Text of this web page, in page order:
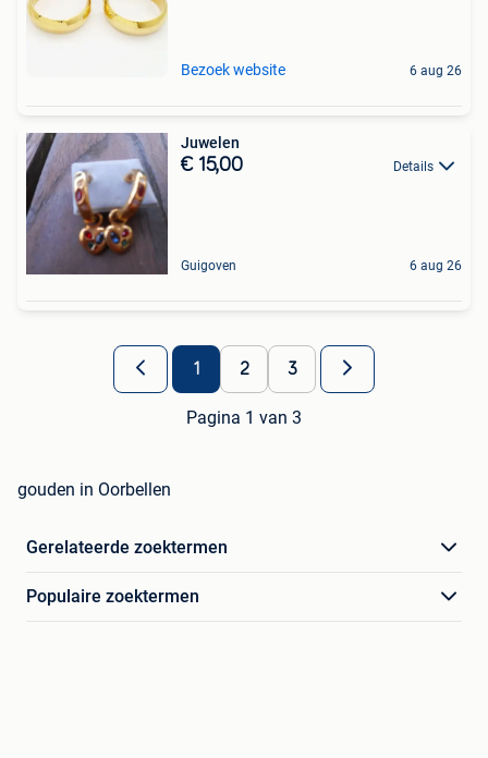
Bezoek website 6 aug 26
Juwelen
€ 15,00 Details
Guigoven 6 aug 26
1 2 3
Pagina 1 van 3
gouden in Oorbellen
Gerelateerde zoektermen
Populaire zoektermen